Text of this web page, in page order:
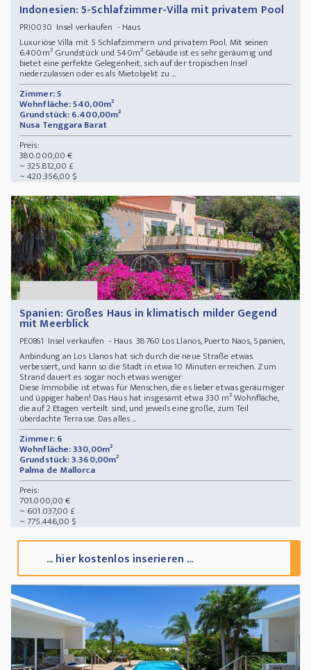
Indonesien: 5-Schlafzimmer-Villa mit privatem Pool
PRI0030 Insel verkaufen - Haus
Luxuriöse Villa mit 5 Schlafzimmern und privatem Pool. Mit seinen
6.400m² Grundstück und 540m² Gebäude ist es sehr geräumig und
bietet eine perfekte Gelegenheit, sich auf der tropischen Insel
niederzulassen oder es als Mietobjekt zu ...
Zimmer: 5
Wohnfläche: 540,00m²
Grundstück: 6.400,00m²
Nusa Tenggara Barat
Preis:
380.000,00 €
~ 325.812,00 £
~ 420.356,00 $
Spanien: Großes Haus in klimatisch milder Gegend
mit Meerblick
PE0861 Insel verkaufen - Haus 38760 Los Llanos, Puerto Naos, Spanien,
Anbindung an Los Llanos hat sich durch die neue Straße etwas
verbessert, und kann so die Stadt in etwa 10 Minuten erreichen. Zum
Strand dauert es sogar noch etwas weniger
Diese Immobilie ist etwas für Menschen, die es lieber etwas geräumiger
und üppiger haben! Das Haus hat insgesamt etwa 330 m² Wohnfläche,
die auf 2 Etagen verteilt sind, und jeweils eine große, zum Teil
überdachte Terrasse. Das alles ...
Zimmer: 6
Wohnfläche: 330,00m²
Grundstück: 3.360,00m²
Palma de Mallorca
Preis:
701.000,00 €
~ 601.037,00 £
~ 775.446,00 $
... hier kostenlos inserieren ...